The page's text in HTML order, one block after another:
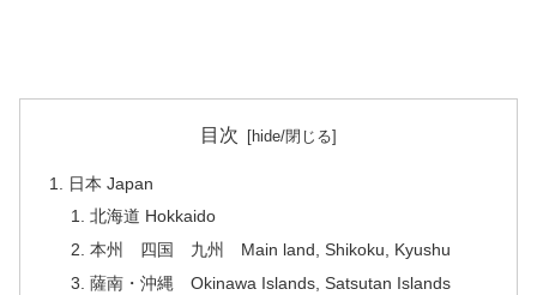
目次
日本 Japan
北海道 Hokkaido
本州 四国 九州 Main land, Shikoku, Kyushu
薩南・沖縄 Okinawa Islands, Satsutan Islands